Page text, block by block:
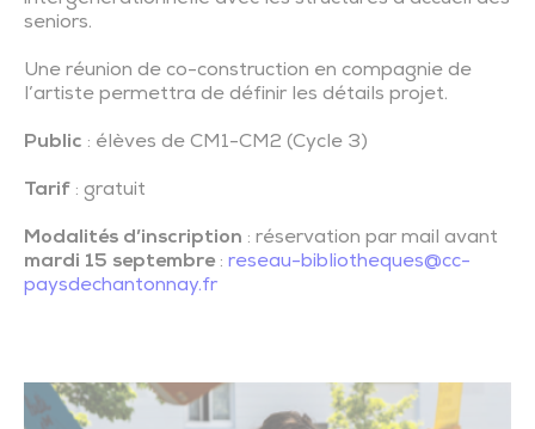
seniors.
Une réunion de co-construction en compagnie de
l’artiste permettra de définir les détails projet.
Public : élèves de CM1-CM2 (Cycle 3)
Tarif : gratuit
Modalités d’inscription : réservation par mail avant
mardi 15 septembre : reseau-bibliotheques@cc-
paysdechantonnay.fr